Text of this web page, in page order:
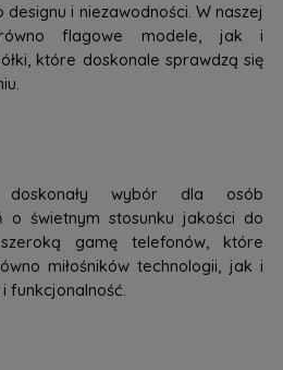
i niezawodności. W naszej
flagowe modele, jak i
które doskonale sprawdzą się
wybór dla osób
o świetnym stosunku jakości do
gamę telefonów, które
miłośników technologii, jak i
funkcjonalność.